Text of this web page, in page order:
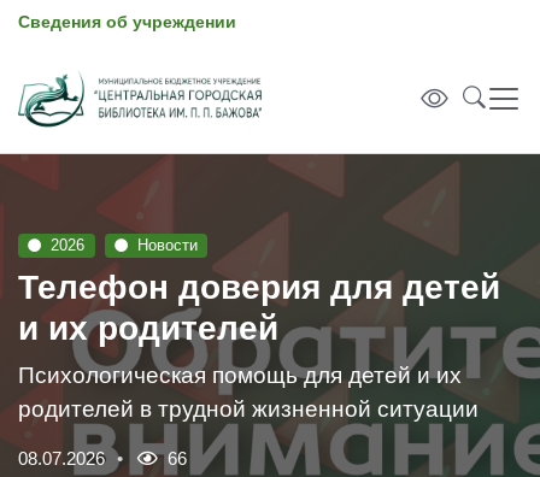
Сведения об учреждении
2026 Новости
Телефон доверия для детей
и их родителей
Психологическая помощь для детей и их
родителей в трудной жизненной ситуации
08.07.2026 66